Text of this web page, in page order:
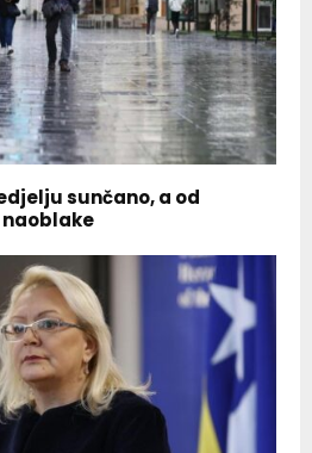
sunčano, a od